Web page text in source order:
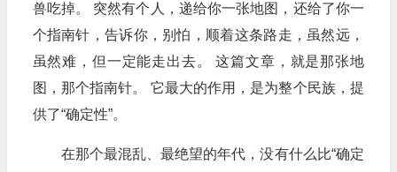
兽吃掉。 突然有个人，递给你一张地图，还给了你一
个指南针，告诉你，别怕，顺着这条路走，虽然远，
虽然难，但一定能走出去。 这篇文章，就是那张地
图，那个指南针。 它最大的作用，是为整个民族，提
供了“确定性”。
在那个最混乱、最绝望的年代，没有什么比“确定